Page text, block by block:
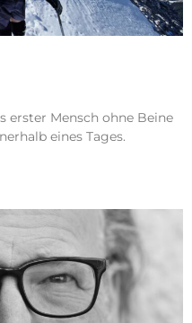
erster Mensch ohne Beine
eines Tages.